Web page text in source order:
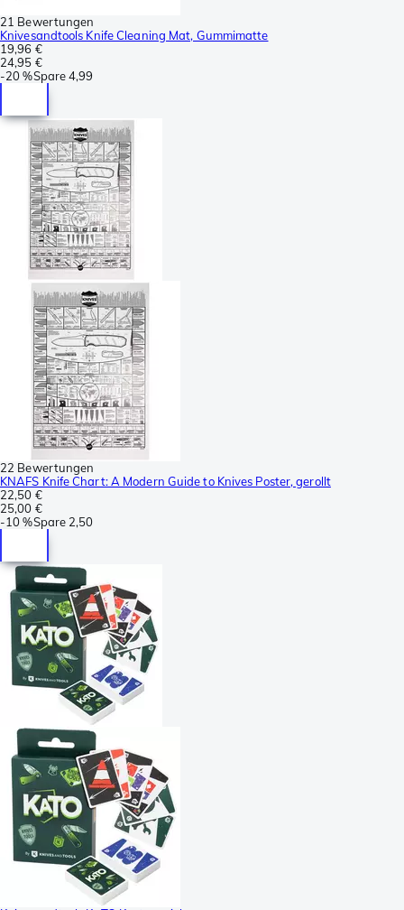
21 Bewertungen
Knivesandtools Knife Cleaning Mat, Gummimatte
19,96 €
24,95 €
-20 %Spare4,99
22 Bewertungen
KNAFS Knife Chart: A Modern Guide to Knives Poster, gerollt
22,50 €
25,00 €
-10 %Spare 2,50